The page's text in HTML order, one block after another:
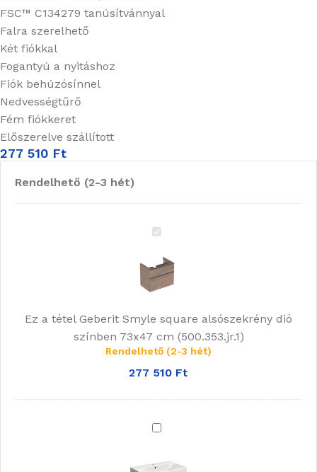
FSC™ C134279 tanúsítvánnyal
Falra szerelhető
Két fiókkal
Fogantyú a nyitáshoz
Fiók behúzósínnel
Nedvességtűrő
Fém fiókkeret
Előszerelve szállított
277 510 Ft
Rendelhető (2-3 hét)
Geberit
square
alsószekrény
színben
73x47
cm
(500.353.jr.1)
Ez a tétel Geberit Smyle square alsószekrény dió
színben 73x47 cm (500.353.jr.1)
Rendelhető (2-3 hét)
277 510 Ft
Geberit
Square